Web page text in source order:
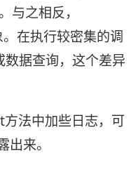
与之相反，
在执行较密集的调
据查询，这个差异
法中加些日志，可
来。